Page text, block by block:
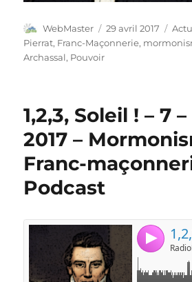
Auteur
WebMaster
Publié
le
29 avril 2017 Actu
Pierrat, Franc-Maçonnerie,
Archassal, Pouvoir
1,2,3, Soleil ! – 7
2017 –
Franc-
Podcast